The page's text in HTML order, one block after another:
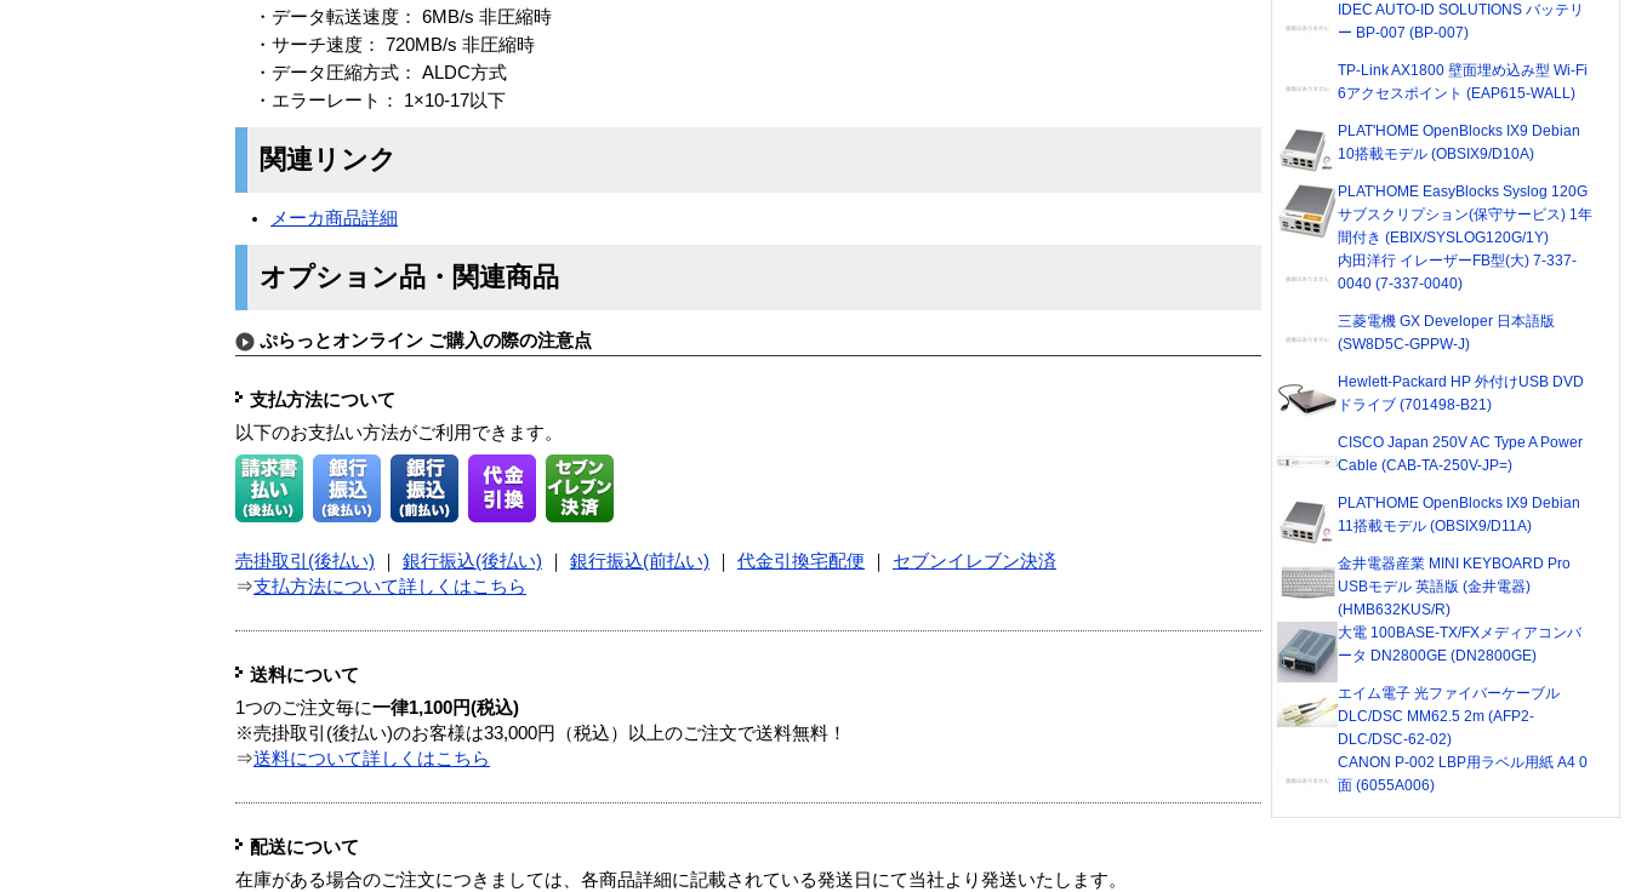
・データ転送速度： 6MB/s 非圧縮時
・サーチ速度： 720MB/s 非圧縮時
・データ圧縮方式： ALDC方式
・エラーレート： 1×10-17以下
関連リンク
メーカ商品詳細
オプション品・関連商品
ぷらっとオンライン ご購入の際の注意点
支払方法について
以下のお支払い方法がご利用できます。
売掛取引(後払い) 銀行振込(後払い) 銀行振込(前払い) 代金引換宅配便
セブンイレブン決済
⇒支払方法について詳しくはこちら
送料について
1つのご注文毎に一律1,100円(税込)
※売掛取引(後払い)のお客様は33,000円（税込）以上のご注文で送料無料！
⇒送料について詳しくはこちら
配送について
在庫がある場合のご注文につきましては、各商品詳細に記載されている発送日にて当社より発送いたします。
IDEC AUTO-ID SOLUTIONS バッテリ
ー BP-007 (BP-007)
TP-Link AX1800 壁面埋め込み型 Wi-Fi
6アクセスポイント (EAP615-WALL)
PLAT'HOME OpenBlocks IX9 Debian
10搭載モデル (OBSIX9/D10A)
PLAT'HOME EasyBlocks Syslog 120G
サブスクリプション(保守サービス) 1年
間付き (EBIX/SYSLOG120G/1Y)
内田洋行 イレーザーFB型(大) 7-337-
0040 (7-337-0040)
三菱電機 GX Developer 日本語版
(SW8D5C-GPPW-J)
Hewlett-Packard HP 外付けUSB DVD
ドライブ (701498-B21)
CISCO Japan 250V AC Type A Power
Cable (CAB-TA-250V-JP=)
PLAT'HOME OpenBlocks IX9 Debian
11搭載モデル (OBSIX9/D11A)
金井電器産業 MINI KEYBOARD Pro
USBモデル 英語版 (金井電器)
(HMB632KUS/R)
大電 100BASE-TX/FXメディアコンバ
ータ DN2800GE (DN2800GE)
エイム電子 光ファイバーケーブル
DLC/DSC MM62.5 2m (AFP2-
DLC/DSC-62-02)
CANON P-002 LBP用ラベル用紙 A4 0
面 (6055A006)